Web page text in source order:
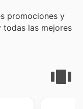
promociones y
todas las mejores